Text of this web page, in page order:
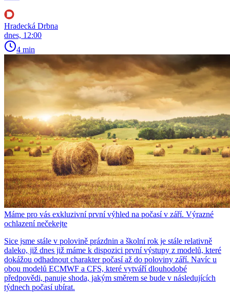
Hradecká Drbna
dnes, 12:00
4 min
Máme pro vás exkluzivní první výhled na počasí v září. Výrazné
ochlazení nečekejte
Sice jsme stále v polovině prázdnin a školní rok je stále relativně
daleko, již dnes již máme k dispozici první výstupy z modelů, které
dokážou odhadnout charakter počasí až do poloviny září. Navíc u
obou modelů ECMWF a CFS, které vytváří dlouhodobé
předpovědi, panuje shoda, jakým směrem se bude v následujících
týdnech počasí ubírat.